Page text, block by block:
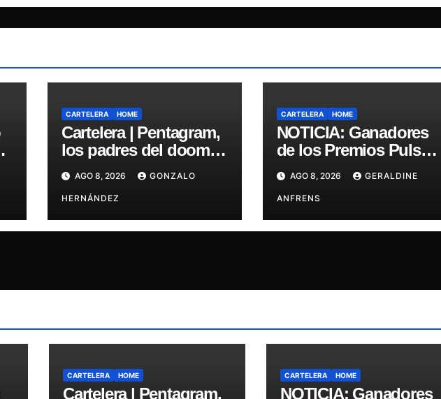
CARTELERA HOME
Cartelera | Pentagram,
los padres del doom
regresan a Chile en su
última misa
AGO 8, 2026 GONZALO
HERNÁNDEZ
CARTELERA HOME
NOTICIA: Ganadores
de los Premios Pulsar,
Engrupid Pipol
presentan show
exclusivo.
AGO 8, 2026 GERALDINE
ANFRENS
CARTELERA HOME
Cartelera | Pentagram,
CARTELERA HOME
NOTICIA: Ganadores